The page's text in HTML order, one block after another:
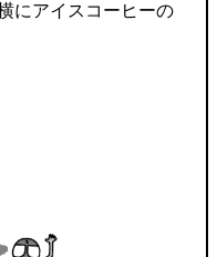
にアイスコーヒーの